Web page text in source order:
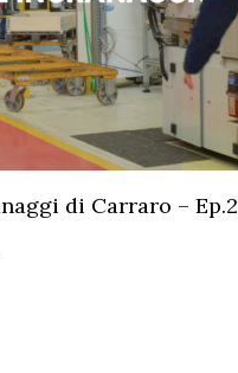
di Carraro – Ep.2